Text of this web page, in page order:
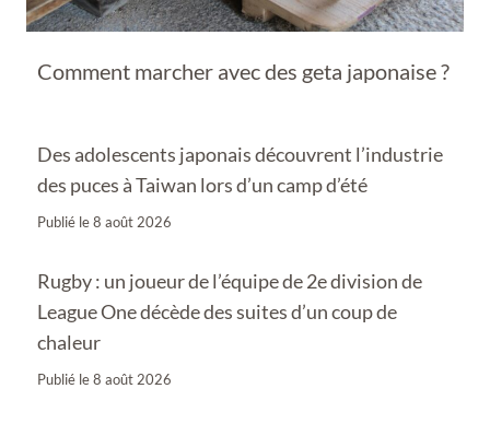
Comment marcher avec des geta japonaise ?
Des adolescents japonais découvrent l’industrie
des puces à Taiwan lors d’un camp d’été
Publié le8 août 2026
Rugby : un joueur de l’équipe de 2e division de
League One décède des suites d’un coup de
chaleur
Publié le8 août 2026